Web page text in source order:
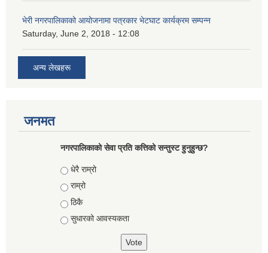
भेरी नगरपालिकाको आयोजनामा पत्रकार भेटघाट कार्यक्रम सम्पन्न
Saturday, June 2, 2018 - 12:08
अन्य लेखहरू
जनमत
नगरपालिकाको सेवा प्रति कत्तिको सन्तुस्ट हुनुहुन्छ?
Choices
धेरै राम्रो
राम्रो
ठिकै
सुधारको आवस्यकता